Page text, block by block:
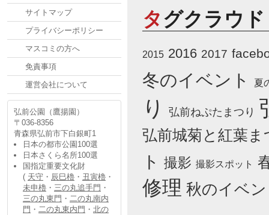
タグクラウド
2015 2016 2017
冬のイベント 夏
り 弘前ねぷたまつり
弘前城菊と紅葉ま
ト 撮影 撮影スポット
修理 秋のイベ
サイトマップ
プライバシーポリシー
マスコミの方へ
免責事項
運営会社について
弘前公園（鷹揚園）
〒036-8356
青森県弘前市下白銀町1
日本の都市公園100選
日本さくら名所100選
国指定重要文化財
( 天守 ・ 辰巳櫓 ・ 丑寅櫓 ・
未申櫓 ・ 三の丸追手門 ・
三の丸東門 ・ 二の丸南内
門 ・ 二の丸東内門 ・ 北の